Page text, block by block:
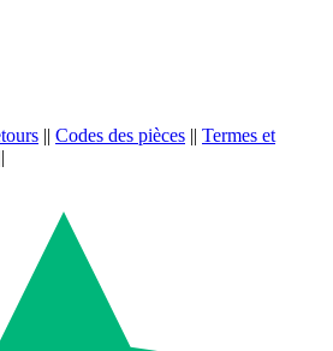
|| Codes des pièces || Termes et
||